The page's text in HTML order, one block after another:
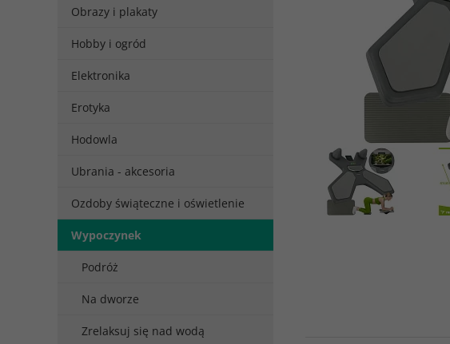
Obrazy i plakaty
Hobby i ogród
Elektronika
Erotyka
Hodowla
Ubrania - akcesoria
Ozdoby świąteczne i oświetlenie
Wypoczynek
Podróż
Na dworze
Zrelaksuj się nad wodą